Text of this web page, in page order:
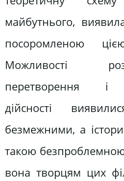
майбутнього,
посоромленою
Можливості
перетворення і
дійсності
безмежними, а
такою
вона творцям цих